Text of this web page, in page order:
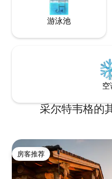
游泳池
空
采尔特韦格的
房客推荐
房客推荐